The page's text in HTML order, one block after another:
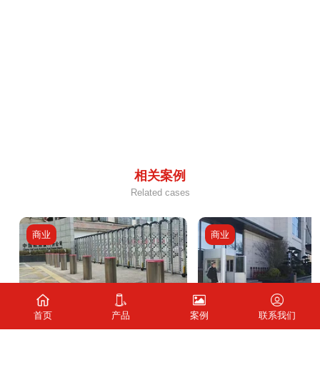
相关案例
Related cases
商业 商业
首页 产品 案例 联系我们